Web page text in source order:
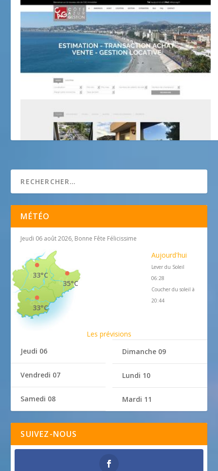
MÉTÉO
Jeudi 06 août 2026, Bonne Fête Félicissime
35°C
33°C
33°C
Aujourd'hui
Lever du Soleil
06:28
Coucher du soleil à
20:44
Les prévisions
Jeudi 06
Vendredi 07
Samedi 08
Dimanche 09
Lundi 10
Mardi 11
SUIVEZ-NOUS